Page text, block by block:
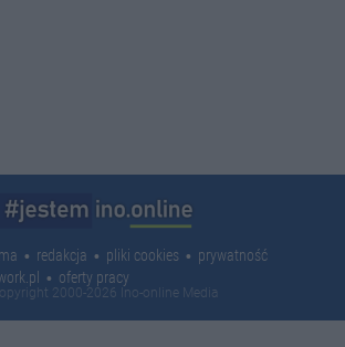
redakcja pliki cookies
prywatność
oferty pracy
2000-2026 Ino-online Media